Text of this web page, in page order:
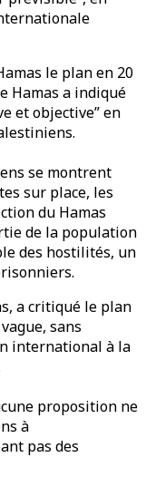
le plan en 20
Hamas a indiqué
et objective” en
se montrent
sur place, les
du Hamas
de la population
des hostilités, un
a critiqué le plan
sans
international à la
proposition ne
à
pas des